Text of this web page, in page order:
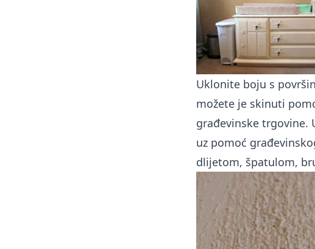
Uklonite boju s
možete je skinuti
građevinske trgovine.
uz pomoć
dlijetom, špatulom,